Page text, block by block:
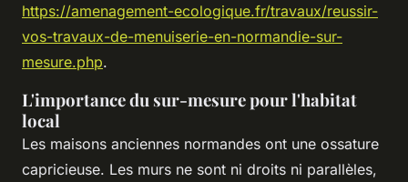
https://amenagement-ecologique.fr/travaux/reussir-
vos-travaux-de-menuiserie-en-normandie-sur-
mesure.php.
L'importance du sur-mesure pour l'habitat
local
Les maisons anciennes normandes ont une ossature
capricieuse. Les murs ne sont ni droits ni parallèles,